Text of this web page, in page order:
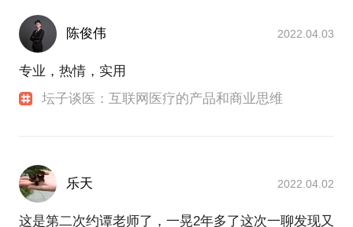
陈俊伟 2022.04.03
专业，热情，实用
坛子谈医：互联网医疗的产品和商业思维
乐天 2022.04.02
这是第二次约谭老师了，一晃2年多了这次一聊发现又